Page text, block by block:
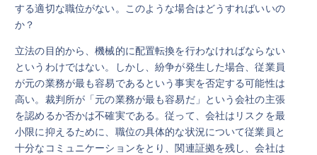
する適切な職位がない。このような場合はどうすればいいの
か？
立法の目的から、機械的に配置転換を行わなければならない
というわけではない。しかし、紛争が発生した場合、従業員
が元の業務が最も容易であるという事実を否定する可能性は
高い。裁判所が「元の業務が最も容易だ」という会社の主張
を認めるか否かは不確実である。従って、会社はリスクを最
小限に抑えるために、職位の具体的な状況について従業員と
十分なコミュニケーションをとり、関連証拠を残し、会社は